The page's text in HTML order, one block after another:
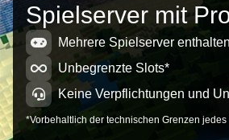
Spielserver mit
Mehrere Spielserver
Unbegrenzte Slots*
Keine Verpflichtungen und
*Vorbehaltlich der technischen Grenzen jedes